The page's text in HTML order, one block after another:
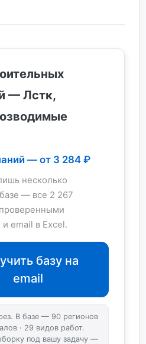
— Лстк,
— от 3 284 ₽
несколько
— все 2 267
email в Excel.
базу на
email
В базе — 90 регионов
· 29 видов работ.
под вашу задачу —